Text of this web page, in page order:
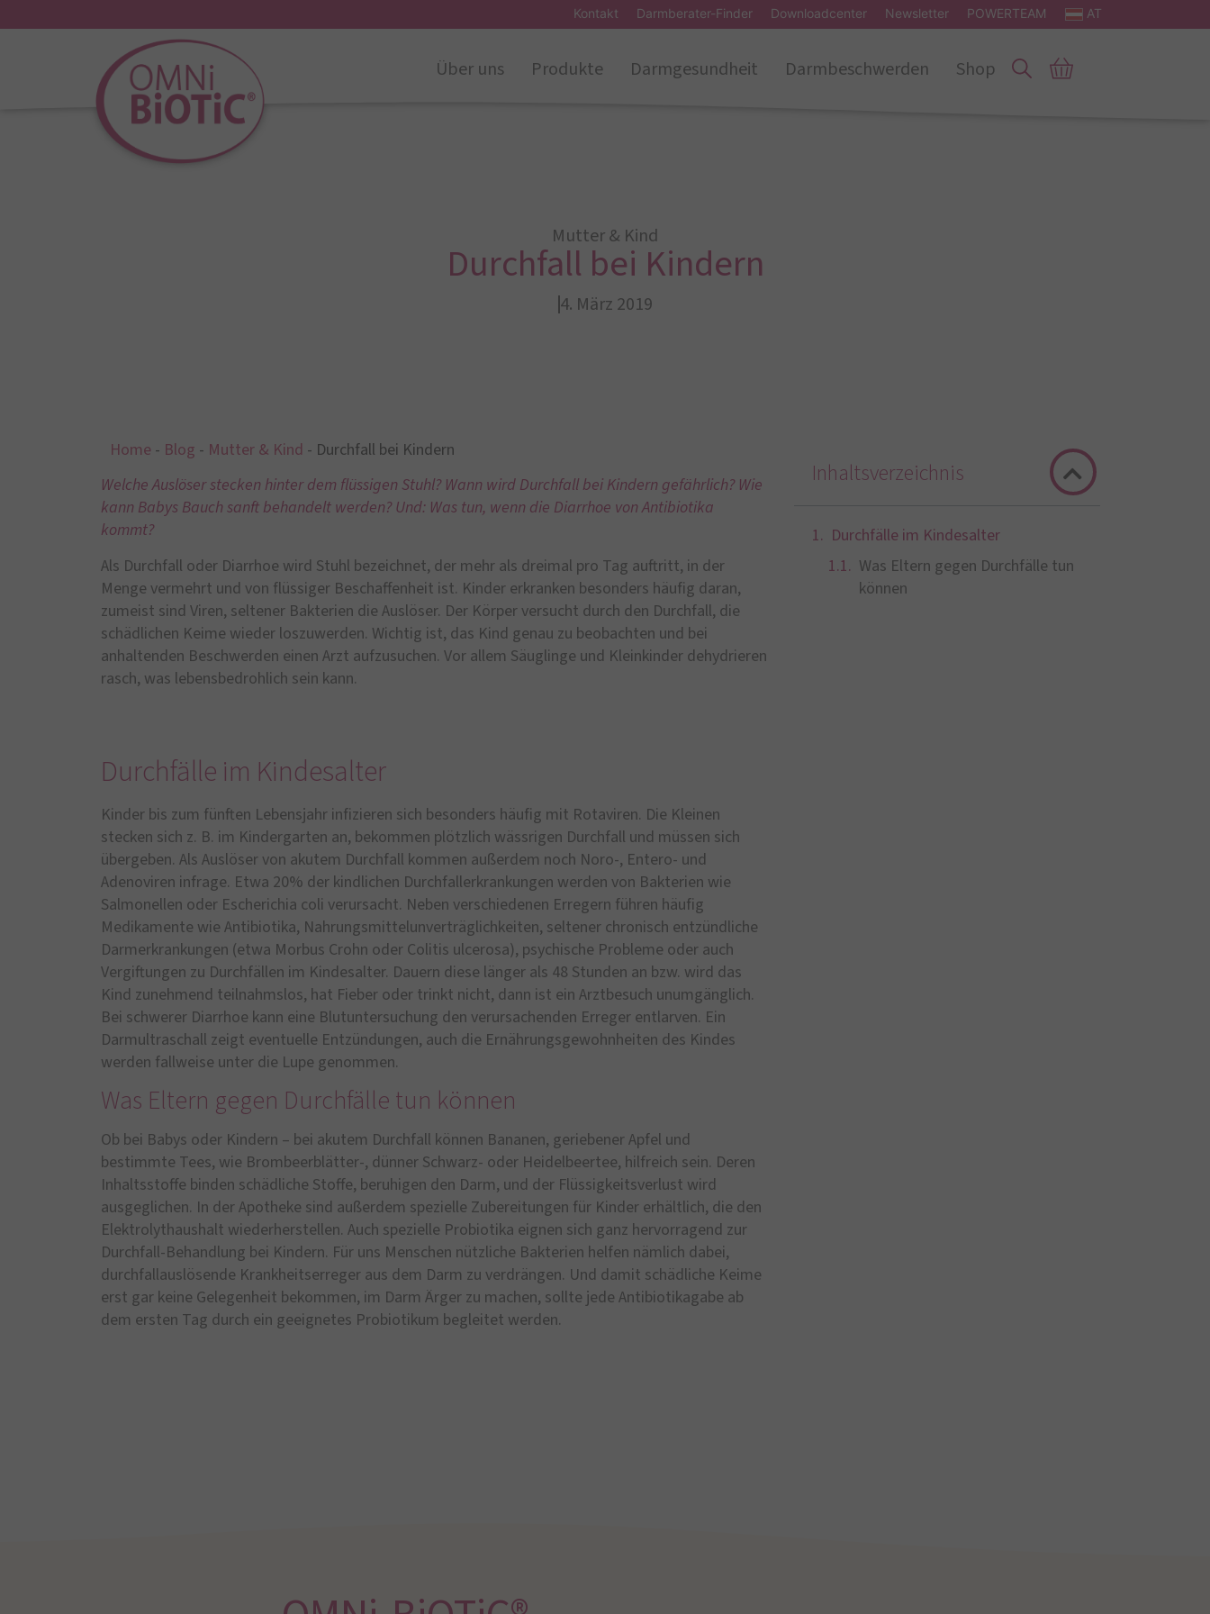
Kontakt Darmberater-Finder Downloadcenter Newsletter POWERTEAM AT
Über uns Produkte Darmgesundheit Darmbeschwerden Shop
Mutter & Kind
Durchfall bei Kindern
4. März 2019
Home - Blog - Mutter & Kind - Durchfall bei Kindern
Welche Auslöser stecken hinter dem flüssigen Stuhl? Wann wird Durchfall bei Kindern gefährlich? Wie
kann Babys Bauch sanft behandelt werden? Und: Was tun, wenn die Diarrhoe von Antibiotika
kommt?
Als Durchfall oder Diarrhoe wird Stuhl bezeichnet, der mehr als dreimal pro Tag auftritt, in der
Menge vermehrt und von flüssiger Beschaffenheit ist. Kinder erkranken besonders häufig daran,
zumeist sind Viren, seltener Bakterien die Auslöser. Der Körper versucht durch den Durchfall, die
schädlichen Keime wieder loszuwerden. Wichtig ist, das Kind genau zu beobachten und bei
anhaltenden Beschwerden einen Arzt aufzusuchen. Vor allem Säuglinge und Kleinkinder dehydrieren
rasch, was lebensbedrohlich sein kann.
Durchfälle im Kindesalter
Kinder bis zum fünften Lebensjahr infizieren sich besonders häufig mit Rotaviren. Die Kleinen
stecken sich z. B. im Kindergarten an, bekommen plötzlich wässrigen Durchfall und müssen sich
übergeben. Als Auslöser von akutem Durchfall kommen außerdem noch Noro-, Entero- und
Adenoviren infrage. Etwa 20% der kindlichen Durchfallerkrankungen werden von Bakterien wie
Salmonellen oder Escherichia coli verursacht. Neben verschiedenen Erregern führen häufig
Medikamente wie Antibiotika, Nahrungsmittelunverträglichkeiten, seltener chronisch entzündliche
Darmerkrankungen (etwa Morbus Crohn oder Colitis ulcerosa), psychische Probleme oder auch
Vergiftungen zu Durchfällen im Kindesalter. Dauern diese länger als 48 Stunden an bzw. wird das
Kind zunehmend teilnahmslos, hat Fieber oder trinkt nicht, dann ist ein Arztbesuch unumgänglich.
Bei schwerer Diarrhoe kann eine Blutuntersuchung den verursachenden Erreger entlarven. Ein
Darmultraschall zeigt eventuelle Entzündungen, auch die Ernährungsgewohnheiten des Kindes
werden fallweise unter die Lupe genommen.
Was Eltern gegen Durchfälle tun können
Ob bei Babys oder Kindern – bei akutem Durchfall können Bananen, geriebener Apfel und
bestimmte Tees, wie Brombeerblätter-, dünner Schwarz- oder Heidelbeertee, hilfreich sein. Deren
Inhaltsstoffe binden schädliche Stoffe, beruhigen den Darm, und der Flüssigkeitsverlust wird
ausgeglichen. In der Apotheke sind außerdem spezielle Zubereitungen für Kinder erhältlich, die den
Elektrolythaushalt wiederherstellen. Auch spezielle Probiotika eignen sich ganz hervorragend zur
Durchfall-Behandlung bei Kindern. Für uns Menschen nützliche Bakterien helfen nämlich dabei,
durchfallauslösende Krankheitserreger aus dem Darm zu verdrängen. Und damit schädliche Keime
erst gar keine Gelegenheit bekommen, im Darm Ärger zu machen, sollte jede Antibiotikagabe ab
dem ersten Tag durch ein geeignetes Probiotikum begleitet werden.
Inhaltsverzeichnis
Durchfälle im Kindesalter
Was Eltern gegen Durchfälle tun
können